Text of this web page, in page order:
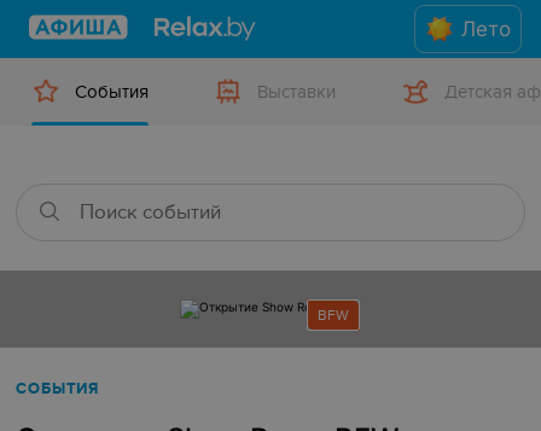
Лето
События Выставки Детская
BFW
СОБЫТИЯ